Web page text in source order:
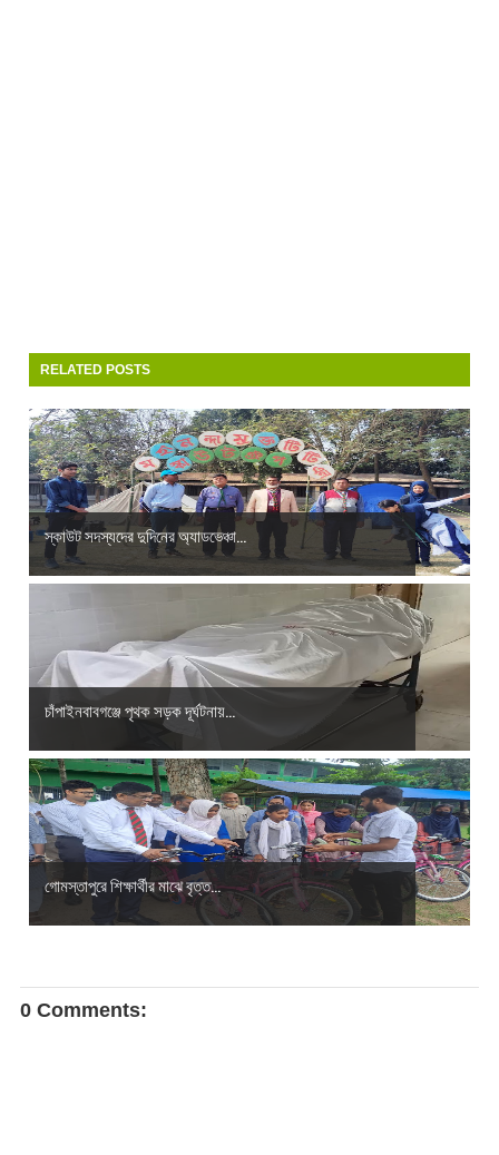
RELATED POSTS
স্কাউট সদস্যদের দুদিনের অ্যাডভেঞ্চা...
চাঁপাইনবাবগঞ্জে পৃথক সড়ক দূর্ঘটনায়...
গোমস্তাপুরে শিক্ষার্থীর মাঝে বৃত্ত...
0 Comments: